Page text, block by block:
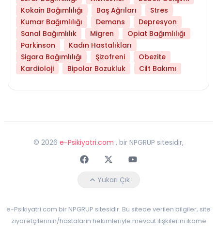
Kokain Bağımlılığı
Baş Ağrıları
Stres
Kumar Bağımlılığı
Demans
Depresyon
Sanal Bağımlılık
Migren
Opiat Bağımlılığı
Parkinson
Kadın Hastalıkları
Sigara Bağımlılığı
Şizofreni
Obezite
Kardioloji
Bipolar Bozukluk Cilt Bakımı
© 2026 e-Psikiyatri.com , bir NPGRUP sitesidir,
FaceebokTwitterYoutube
Yukarı Çık
e-Psikiyatri.com bir NPGRUP sitesidir. Bu sitede verilen bilgiler, site
ziyaretçilerinin/hastaların hekimleriyle mevcut ilişkilerini ikame